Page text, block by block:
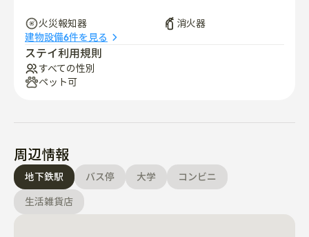
火災報知器
消火器
建物設備6件を見る
ステイ利用規則
すべての性別
ペット可
周辺情報
地下鉄駅 バス停 大学
コンビニ
生活雑貨店